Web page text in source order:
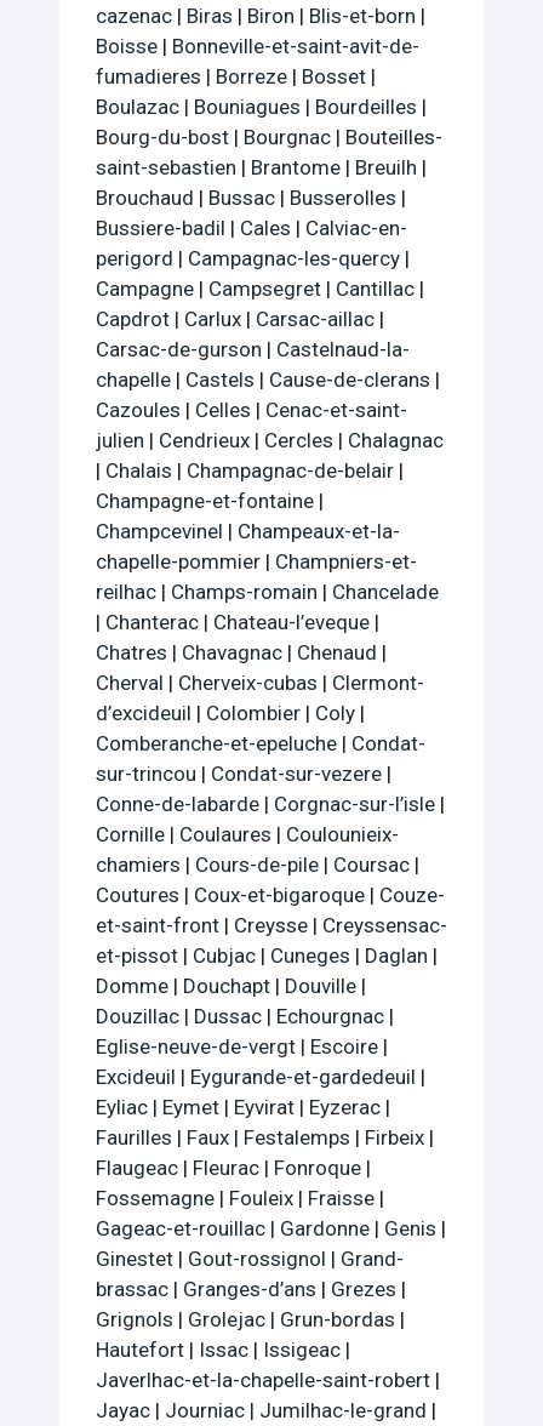
cazenac | Biras | Biron | Blis-et-born |
Boisse | Bonneville-et-saint-avit-de-
fumadieres | Borreze | Bosset |
Boulazac | Bouniagues | Bourdeilles |
Bourg-du-bost | Bourgnac | Bouteilles-
saint-sebastien | Brantome | Breuilh |
Brouchaud | Bussac | Busserolles |
Bussiere-badil | Cales | Calviac-en-
perigord | Campagnac-les-quercy |
Campagne | Campsegret | Cantillac |
Capdrot | Carlux | Carsac-aillac |
Carsac-de-gurson | Castelnaud-la-
chapelle | Castels | Cause-de-clerans |
Cazoules | Celles | Cenac-et-saint-
julien | Cendrieux | Cercles | Chalagnac
| Chalais | Champagnac-de-belair |
Champagne-et-fontaine |
Champcevinel | Champeaux-et-la-
chapelle-pommier | Champniers-et-
reilhac | Champs-romain | Chancelade
| Chanterac | Chateau-l’eveque |
Chatres | Chavagnac | Chenaud |
Cherval | Cherveix-cubas | Clermont-
d’excideuil | Colombier | Coly |
Comberanche-et-epeluche | Condat-
sur-trincou | Condat-sur-vezere |
Conne-de-labarde | Corgnac-sur-l’isle |
Cornille | Coulaures | Coulounieix-
chamiers | Cours-de-pile | Coursac |
Coutures | Coux-et-bigaroque | Couze-
et-saint-front | Creysse | Creyssensac-
et-pissot | Cubjac | Cuneges | Daglan |
Domme | Douchapt | Douville |
Douzillac | Dussac | Echourgnac |
Eglise-neuve-de-vergt | Escoire |
Excideuil | Eygurande-et-gardedeuil |
Eyliac | Eymet | Eyvirat | Eyzerac |
Faurilles | Faux | Festalemps | Firbeix |
Flaugeac | Fleurac | Fonroque |
Fossemagne | Fouleix | Fraisse |
Gageac-et-rouillac | Gardonne | Genis |
Ginestet | Gout-rossignol | Grand-
brassac | Granges-d’ans | Grezes |
Grignols | Grolejac | Grun-bordas |
Hautefort | Issac | Issigeac |
Javerlhac-et-la-chapelle-saint-robert |
Jayac | Journiac | Jumilhac-le-grand |